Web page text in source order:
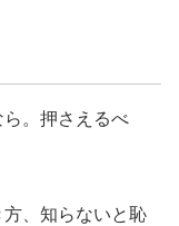
。押さえるべ
、知らないと恥